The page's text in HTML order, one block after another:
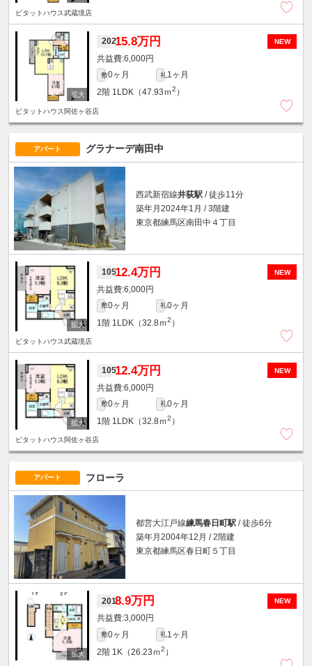
ピタットハウス武蔵境店
NEW
20215.8万円
6,000円
敷0ヶ月 礼1ヶ月
2階 1LDK（47.93ｍ2 ）
ピタットハウス阿佐ヶ谷店
アパート グラナーデ南田中
西武新宿線井荻駅 / 徒歩11分
築年月2024年1月 / 3階建
東京都練馬区南田中４丁目
NEW
10512.4万円
6,000円
敷0ヶ月 礼0ヶ月
1階 1LDK（32.8ｍ2 ）
ピタットハウス武蔵境店
NEW
10512.4万円
6,000円
敷0ヶ月 礼0ヶ月
1階 1LDK（32.8ｍ2 ）
ピタットハウス阿佐ヶ谷店
アパート フローラ
都営大江戸線練馬春日町駅 / 徒歩6分
築年月2004年12月 / 2階建
東京都練馬区春日町５丁目
NEW
2018.9万円
3,000円
敷0ヶ月 礼1ヶ月
2階 1K（26.23ｍ2 ）